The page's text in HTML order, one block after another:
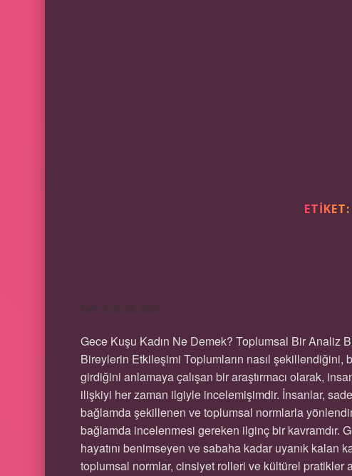
ETIKET:
Tarih: Eylül 29, 2025
Gece Kuşu Kadın Ne Demek? Toplumsal Bir Analiz
Bireylerin Etkileşimi Toplumların nasıl
girdiğini anlamaya çalışan bir araştırmacı olarak,
ilişkiyi her zaman ilgiyle incelemişimdir. İnsanlar,
bağlamda şekillenen ve toplumsal normlarla
bağlamda incelenmesi gereken ilginç bir kavramdır.
hayatını benimseyen ve sabaha kadar uyanık kalan
toplumsal normlar, cinsiyet rolleri ve kültürel pratikler